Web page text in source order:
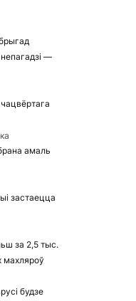
непагадзі —
амаль
застаецца
за 2,5 тыс.
махляроў
будзе